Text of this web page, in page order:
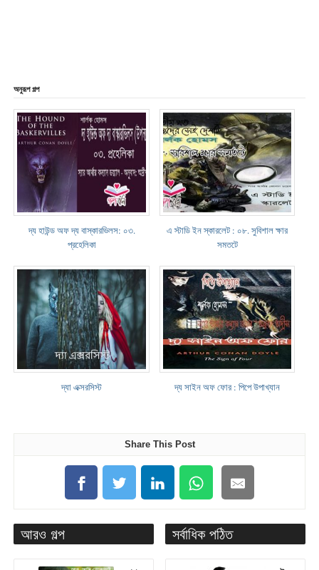
অনুরূপ গল্প
দ্য হাউন্ড অফ দ্য বাস্কারভিলস: ০৩.
প্রহেলিকা
এ স্টাডি ইন স্কারলেট : ০৮. সুবিশাল ক্ষার
সমতটে
দ্যা এক্সরসিস্ট দ্য সাইন অফ ফোর : পিপে উপাখ্যান
Share This Post
আরও গল্প সর্বাধিক পঠিত